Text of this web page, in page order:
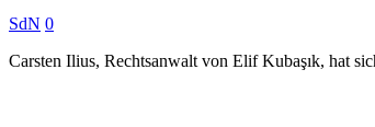
SdN 0
Carsten Ilius, Rechtsanwalt von Elif Kubaşık, hat